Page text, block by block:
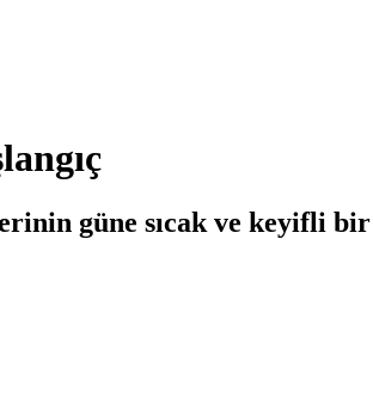
güne sıcak ve keyifli bir